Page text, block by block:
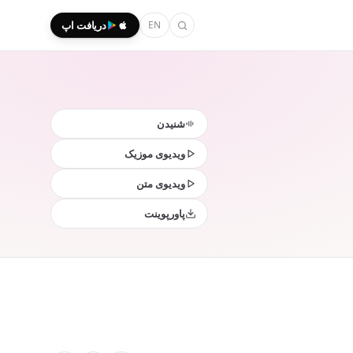
EN دریافت اپ
شنیدن
ویدیوی موزیک
ویدیوی متن
پاورپوینت